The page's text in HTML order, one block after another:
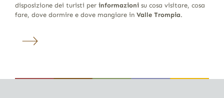
disposizione dei turisti per informazionisu cosa visitare, cosa
fare, dove dormire e dove mangiare in Valle Trompia.